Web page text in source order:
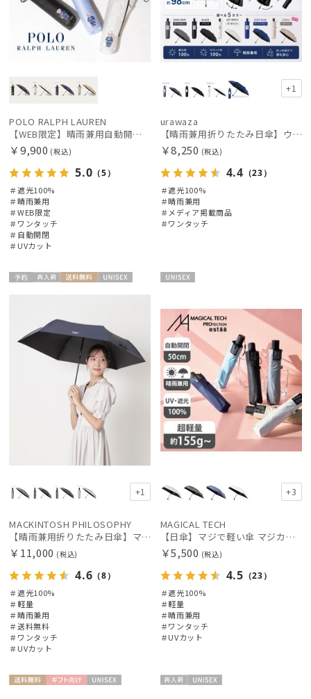
レディース メンズ キッズ
カテゴリー
カラー
価格・割引率
在庫表示
販売状況
売上点数順
お気に入り
POLO RALPH LAUREN
【WEB限定】晴雨兼用自動開閉日傘 ポロ ラルフ ローレン（POLO RALPH LAUREN）ベア 遮光100 UV100 ワンタッチ開閉
￥9,900 (税込)
5.0 （5）
＃遮光100%
＃晴雨兼用
＃WEB限定
＃ワンタッチ
＃自動開閉
＃UVカット
+1
urawaza
【晴雨兼用折りたたみ日傘】ウラワザ（urawaza）無地 55㎝ 晴雨兼用 遮光100% UV100% 自動開閉 ワンタッチ
￥8,250 (税込)
4.4 （23）
＃遮光100%
＃晴雨兼用
＃メディア掲載商品
＃ワンタッチ
+1
MACKINTOSH PHILOSOPHY
【晴雨兼用折りたたみ日傘】マッキントッシュ フィロソフィー (MACKINTOSH PHILOSOPHY) バーブレラ サンプロテクト（SUNPROTECT）自動開閉 遮光100
￥11,000 (税込)
4.6 （8）
＃遮光100%
＃軽量
＃晴雨兼用
＃送料無料
＃ワンタッチ
＃UVカット
+3
MAGICAL TECH
【日傘】マジで軽い傘 マジカルテックプロテクション(MAGICAL TECH PROTECTION) 50cm 晴雨兼用傘自動開閉折りたたみ日傘 一級遮光100% UV 軽量 機能性 人気
￥5,500 (税込)
4.5 （23）
＃遮光100%
＃軽量
＃晴雨兼用
＃ワンタッチ
＃UVカット